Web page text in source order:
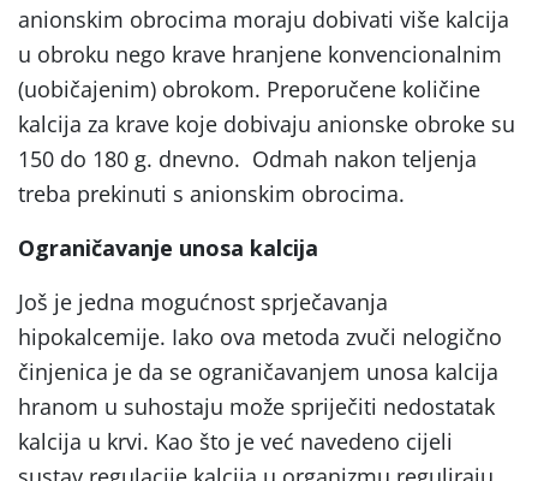
anionskim obrocima moraju dobivati više kalcija
u obroku nego krave hranjene konvencionalnim
(uobičajenim) obrokom. Preporučene količine
kalcija za krave koje dobivaju anionske obroke su
150 do 180 g. dnevno. Odmah nakon teljenja
treba prekinuti s anionskim obrocima.
Ograničavanje unosa kalcija
Još je jedna mogućnost sprječavanja
hipokalcemije. Iako ova metoda zvuči nelogično
činjenica je da se ograničavanjem unosa kalcija
hranom u suhostaju može spriječiti nedostatak
kalcija u krvi. Kao što je već navedeno cijeli